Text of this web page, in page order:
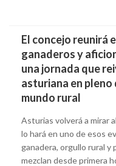
El concejo reunirá
ganaderos y
una jornada que
asturiana en
mundo rural
Asturias volverá a mirar
lo hará en uno de esos
ganadera, orgullo rural
mezclan desde primera